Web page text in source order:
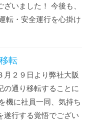
いました！ 今後も、
転・安全運行を心掛け
転
月２９日より弊社大阪
の通り移転することに
機に社員一同、気持ち
遂行する覚悟でござい